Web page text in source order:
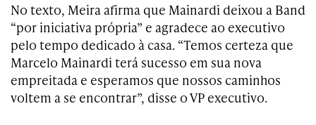
No texto, Meira afirma que Mainardi deixou a Band
“por iniciativa própria” e agradece ao executivo
pelo tempo dedicado à casa. “Temos certeza que
Marcelo Mainardi terá sucesso em sua nova
empreitada e esperamos que nossos caminhos
voltem a se encontrar”, disse o VP executivo.